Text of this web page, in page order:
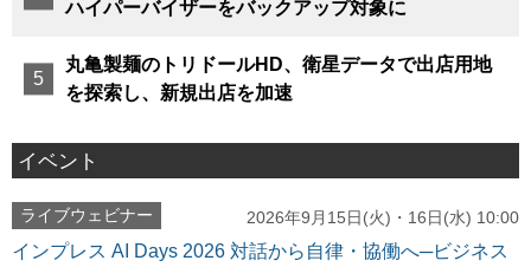
ハイパーバイザーをバックアップ対象に
丸亀製麺のトリドールHD、衛星データで出店用地
を探索し、新規出店を加速
イベント
ライブウェビナー 2026年9月15日(火)・16日(水) 10:00
インプレス AI Days 2026 対話から自律・協働へ─ビジネス